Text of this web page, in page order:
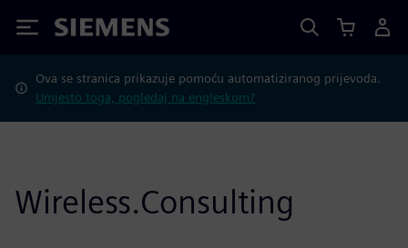
Siemens
Ova se stranica prikazuje pomoću automatiziranog prijevoda.
Umjesto toga, pogledaj na engleskom?
Wireless.Consulting